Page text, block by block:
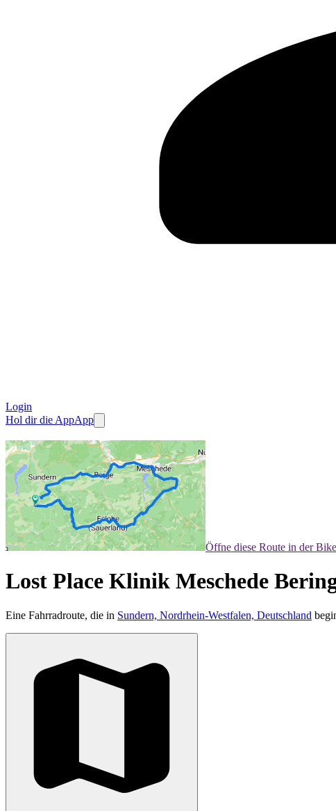
Login
Hol dir die AppApp
Öffne diese Route in der
Lost Place Klinik Meschede
Eine Fahrradroute, die in Sundern, Nordrhein-Westfalen, Deutschland